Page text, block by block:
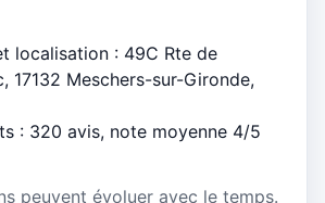
localisation : 49C Rte de
17132 Meschers-sur-Gironde,
: 320 avis, note moyenne 4/5
peuvent évoluer avec le temps.